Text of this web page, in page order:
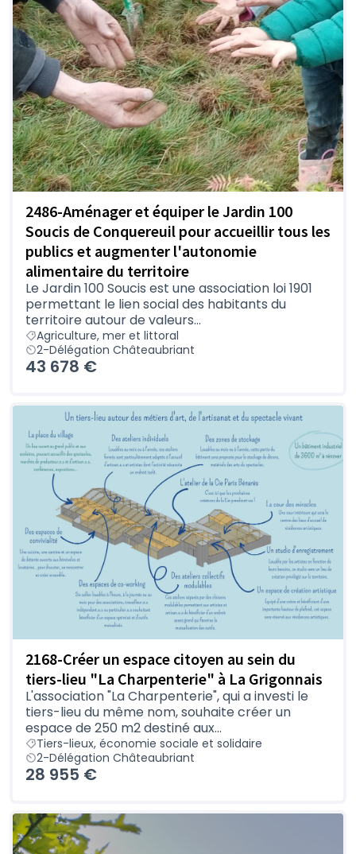
2486-Aménager et équiper le Jardin 100
Soucis de Conquereuil pour accueillir tous les
publics et augmenter l'autonomie
alimentaire du territoire
Le Jardin 100 Soucis est une association loi 1901
permettant le lien social des habitants du
territoire autour de valeurs...
Agriculture, mer et littoral
2-Délégation Châteaubriant
43 678 €
2168-Créer un espace citoyen au sein du
tiers-lieu "La Charpenterie" à La Grigonnais
L'association "La Charpenterie", qui a investi le
tiers-lieu du même nom, souhaite créer un
espace de 250 m2 destiné aux...
Tiers-lieux, économie sociale et solidaire
2-Délégation Châteaubriant
28 955 €